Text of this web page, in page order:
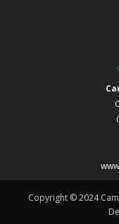
Copyright © 2024